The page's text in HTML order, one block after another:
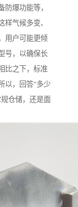
爆功能等，
气候多变、
用户可能更倾
号，以确保长
比之下，标准
以，回答“多少
仓储，还是面